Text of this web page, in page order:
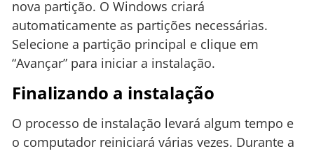
nova partição. O Windows criará
automaticamente as partições necessárias.
Selecione a partição principal e clique em
“Avançar” para iniciar a instalação.
Finalizando a instalação
O processo de instalação levará algum tempo e
o computador reiniciará várias vezes. Durante a